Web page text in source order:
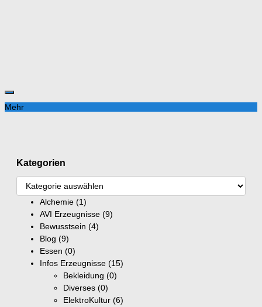
Mehr
Kategorien
Alchemie (1)
AVI Erzeugnisse (9)
Bewusstsein (4)
Blog (9)
Essen (0)
Infos Erzeugnisse (15)
Bekleidung (0)
Diverses (0)
ElektroKultur (6)